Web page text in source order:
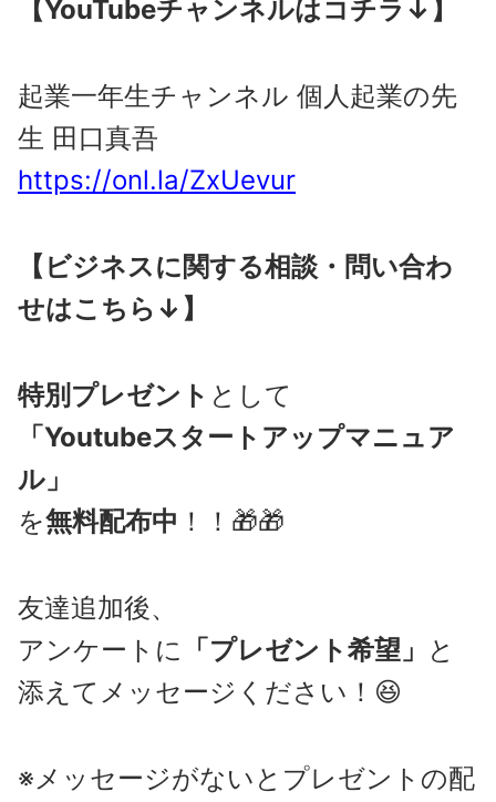
【YouTubeチャンネルはコチラ↓】
起業一年生チャンネル 個人起業の先
生 田口真吾
https://onl.la/ZxUevur
【ビジネスに関する相談・問い合わ
せはこちら↓】
特別プレゼント として
「Youtubeスタートアップマニュア
ル」
を無料配布中 ！！🎁🎁
友達追加後、
アンケートに 「プレゼント希望」 と
添えてメッセージください！😆
※メッセージがないとプレゼントの配